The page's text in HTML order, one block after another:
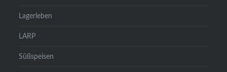
Lagerleben
LARP
Süßspeisen